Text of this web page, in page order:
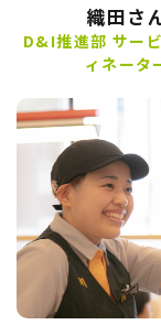
織田さ
D&I推進部 サー
ィネータ